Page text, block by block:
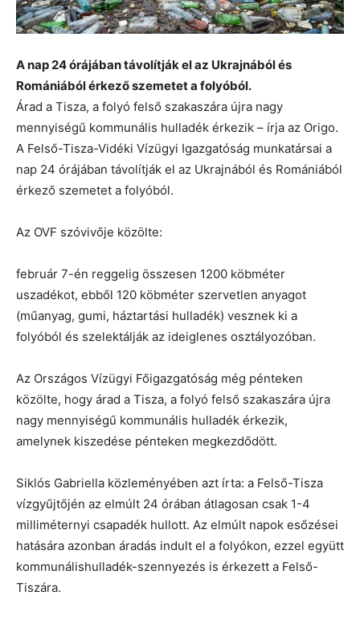
A nap 24 órájában távolítják el az Ukrajnából és
Romániából érkező szemetet a folyóból.
Árad a Tisza, a folyó felső szakaszára újra nagy
mennyiségű kommunális hulladék érkezik – írja az Origo.
A Felső-Tisza-Vidéki Vízügyi Igazgatóság munkatársai a
nap 24 órájában távolítják el az Ukrajnából és Romániából
érkező szemetet a folyóból.
Az OVF szóvivője közölte:
február 7-én reggelig összesen 1200 köbméter
uszadékot, ebből 120 köbméter szervetlen anyagot
(műanyag, gumi, háztartási hulladék) vesznek ki a
folyóból és szelektálják az ideiglenes osztályozóban.
Az Országos Vízügyi Főigazgatóság még pénteken
közölte, hogy árad a Tisza, a folyó felső szakaszára újra
nagy mennyiségű kommunális hulladék érkezik,
amelynek kiszedése pénteken megkezdődött.
Siklós Gabriella közleményében azt írta: a Felső-Tisza
vízgyűjtőjén az elmúlt 24 órában átlagosan csak 1-4
milliméternyi csapadék hullott. Az elmúlt napok esőzései
hatására azonban áradás indult el a folyókon, ezzel együtt
kommunálishulladék-szennyezés is érkezett a Felső-
Tiszára.